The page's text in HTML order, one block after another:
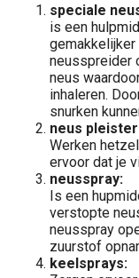
speciale
is een
gemakkelijker
neusspreider
neus
inhaleren.
snurken
neus
Werken
ervoor dat je
neusspray:
Is een
verstopte
neusspray
zuurstof
keelsprays: